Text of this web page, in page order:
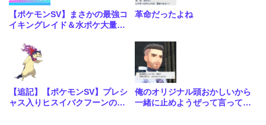
【ポケモンSV】まさかの最強コ
イキングレイド＆水ポケ大量発
革命だったよね
【追記】【ポケモンSV】プレシ
ャス入りヒスイバクフーンの配
俺のオリジナル頭おかしいから
一緒に止めようぜって言ってく